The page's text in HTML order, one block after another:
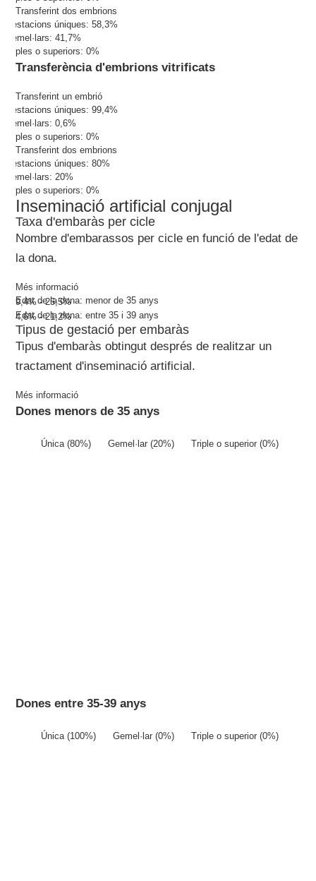
Transferint dos embrions
Gestacions úniques: 58,3%
Gemel·lars: 41,7%
Triples o superiors: 0%
Transferència d'embrions vitrificats
Transferint un embrió
Gestacions úniques: 99,4%
Gemel·lars: 0,6%
Triples o superiors: 0%
Transferint dos embrions
Gestacions úniques: 80%
Gemel·lars: 20%
Triples o superiors: 0%
Inseminació artificial conjugal
Taxa d'embaràs per cicle
Nombre d'embarassos per cicle en funció de l'edat de
la dona.
Més informació
Edat de la dona: menor de 35 anys
9,4% - 25,5%
Edat de la dona: entre 35 i 39 anys
4,6% - 21,2%
Tipus de gestació per embaràs
Tipus d'embaràs obtingut després de realitzar un
tractament d'inseminació artificial.
Més informació
Dones menors de 35 anys
Única (80%) Gemel·lar (20%) Triple o superior (0%)
Dones entre 35-39 anys
Única (100%) Gemel·lar (0%) Triple o superior (0%)